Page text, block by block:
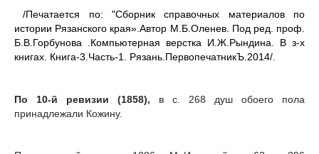
/Печатается по: "Сборник справочных материалов по
истории Рязанского края».Автор М.Б.Оленев. Под ред. проф.
Б.В.Горбунова .Компьютерная верстка И.Ж.Рындина. В з-х
книгах. Книга-3.Часть-1. Рязань.ПервопечатникЪ.2014/.
По 10-й ревизии (1858), в с. 268 душ обоего пола
принадлежали Кожину.